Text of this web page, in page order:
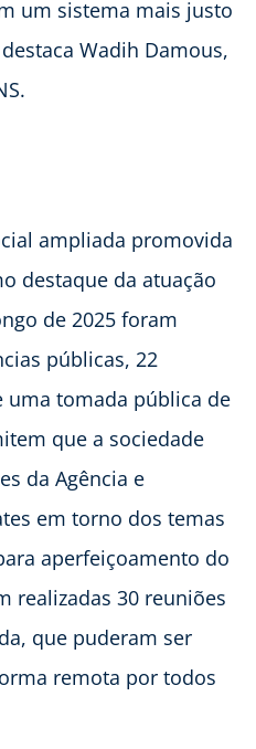
um sistema mais justo
Wadih Damous,
ampliada promovida
destaque da atuação
de 2025 foram
públicas, 22
uma tomada pública de
que a sociedade
da Agência e
em torno dos temas
aperfeiçoamento do
realizadas 30 reuniões
que puderam ser
remota por todos